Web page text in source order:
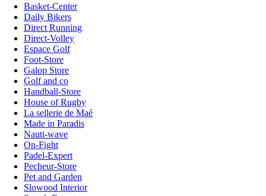
Basket-Center
Daily Bikers
Direct Running
Direct-Volley
Espace Golf
Foot-Store
Galop Store
Golf and co
Handball-Store
House of Rugby
La sellerie de Maé
Made in Paradis
Nauti-wave
On-Fight
Padel-Expert
Pecheur-Store
Pet and Garden
Slowood Interior